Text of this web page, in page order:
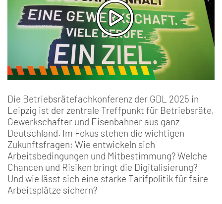
Die Betriebsrätefachkonferenz der GDL 2025 in
Leipzig ist der zentrale Treffpunkt für Betriebsräte,
Gewerkschafter und Eisenbahner aus ganz
Deutschland. Im Fokus stehen die wichtigen
Zukunftsfragen: Wie entwickeln sich
Arbeitsbedingungen und Mitbestimmung? Welche
Chancen und Risiken bringt die Digitalisierung?
Und wie lässt sich eine starke Tarifpolitik für faire
Arbeitsplätze sichern?